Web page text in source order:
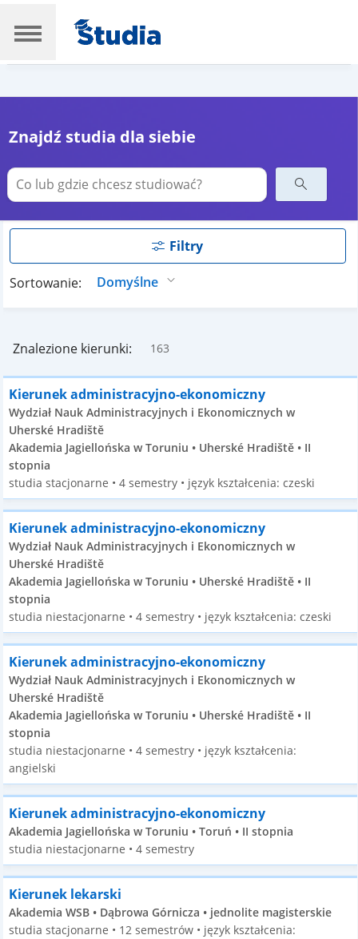
Znajdź studia dla siebie
Filtry
Sortowanie:
Znalezione kierunki: 163
Kierunek administracyjno-ekonomiczny
Wydział Nauk Administracyjnych i Ekonomicznych w
Uherské Hradiště
Akademia Jagiellońska w Toruniu • Uherské Hradiště • II
stopnia
studia stacjonarne • 4 semestry • język kształcenia: czeski
Kierunek administracyjno-ekonomiczny
Wydział Nauk Administracyjnych i Ekonomicznych w
Uherské Hradiště
Akademia Jagiellońska w Toruniu • Uherské Hradiště • II
stopnia
studia niestacjonarne • 4 semestry • język kształcenia: czeski
Kierunek administracyjno-ekonomiczny
Wydział Nauk Administracyjnych i Ekonomicznych w
Uherské Hradiště
Akademia Jagiellońska w Toruniu • Uherské Hradiště • II
stopnia
studia niestacjonarne • 4 semestry • język kształcenia:
angielski
Kierunek administracyjno-ekonomiczny
Akademia Jagiellońska w Toruniu • Toruń • II stopnia
studia niestacjonarne • 4 semestry
Kierunek lekarski
Akademia WSB • Dąbrowa Górnicza • jednolite magisterskie
studia stacjonarne • 12 semestrów • język kształcenia: